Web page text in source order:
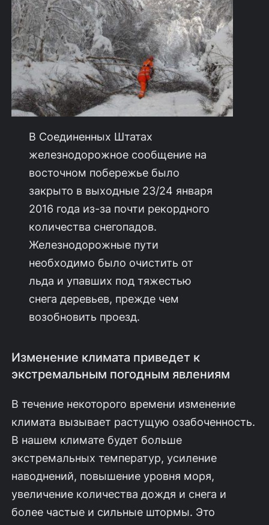
В Соединенных Штатах
железнодорожное сообщение на
восточном побережье было
закрыто в выходные 23/24 января
2016 года из-за почти рекордного
количества снегопадов.
Железнодорожные пути
необходимо было очистить от
льда и упавших под тяжестью
снега деревьев, прежде чем
возобновить проезд.
Изменение климата приведет к
экстремальным погодным явлениям
В течение некоторого времени изменение
климата вызывает растущую озабоченность.
В нашем климате будет больше
экстремальных температур, усиление
наводнений, повышение уровня моря,
увеличение количества дождя и снега и
более частые и сильные штормы. Это